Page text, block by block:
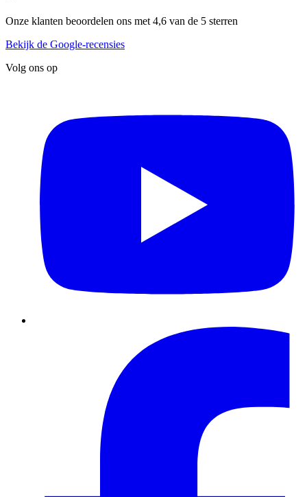
Onze klanten beoordelen ons met 4,6 van de 5 sterren
Bekijk de Google-recensies
Volg ons op